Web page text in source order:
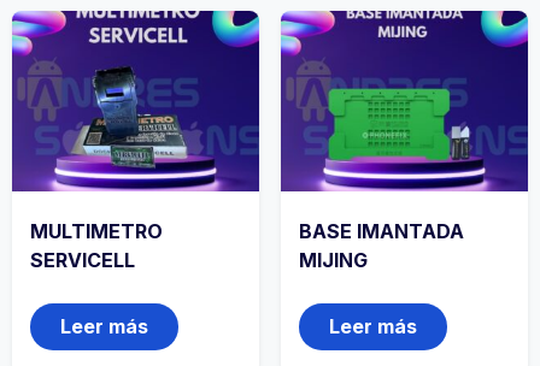
MULTIMETRO
SERVICELL
Leer más
BASE IMANTADA
MIJING
Leer más